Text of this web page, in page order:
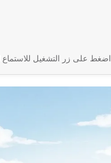
اضغط على زر التشغيل للاستماع